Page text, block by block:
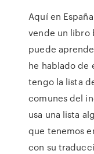
Aquí en
vende un libro
puede
he hablado de
tengo la lista
comunes del
usa una lista
que tenemos
con su